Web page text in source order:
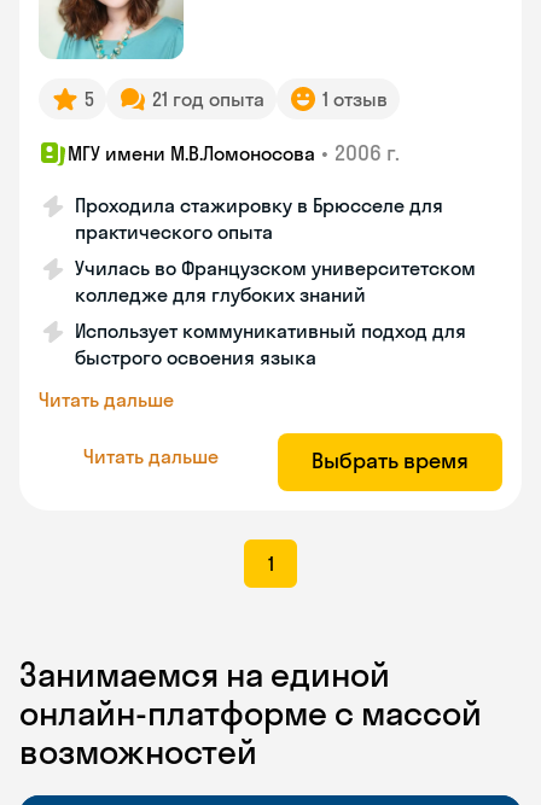
5 21 год опыта 1 отзыв
МГУ имени М.В.Ломоносова • 2006 г.
Проходила стажировку в Брюсселе для
практического опыта
Училась во Французском университетском
колледже для глубоких знаний
Использует коммуникативный подход для
быстрого освоения языка
Читать дальше
Читать дальше Выбрать время
1
Занимаемся на единой
онлайн-платформе с массой
возможностей